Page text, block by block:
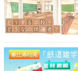
この記事の筆者：
横浜生まれ横浜育
ター。FP2級。銃
ンスターも大好き
瞬でなくなってし